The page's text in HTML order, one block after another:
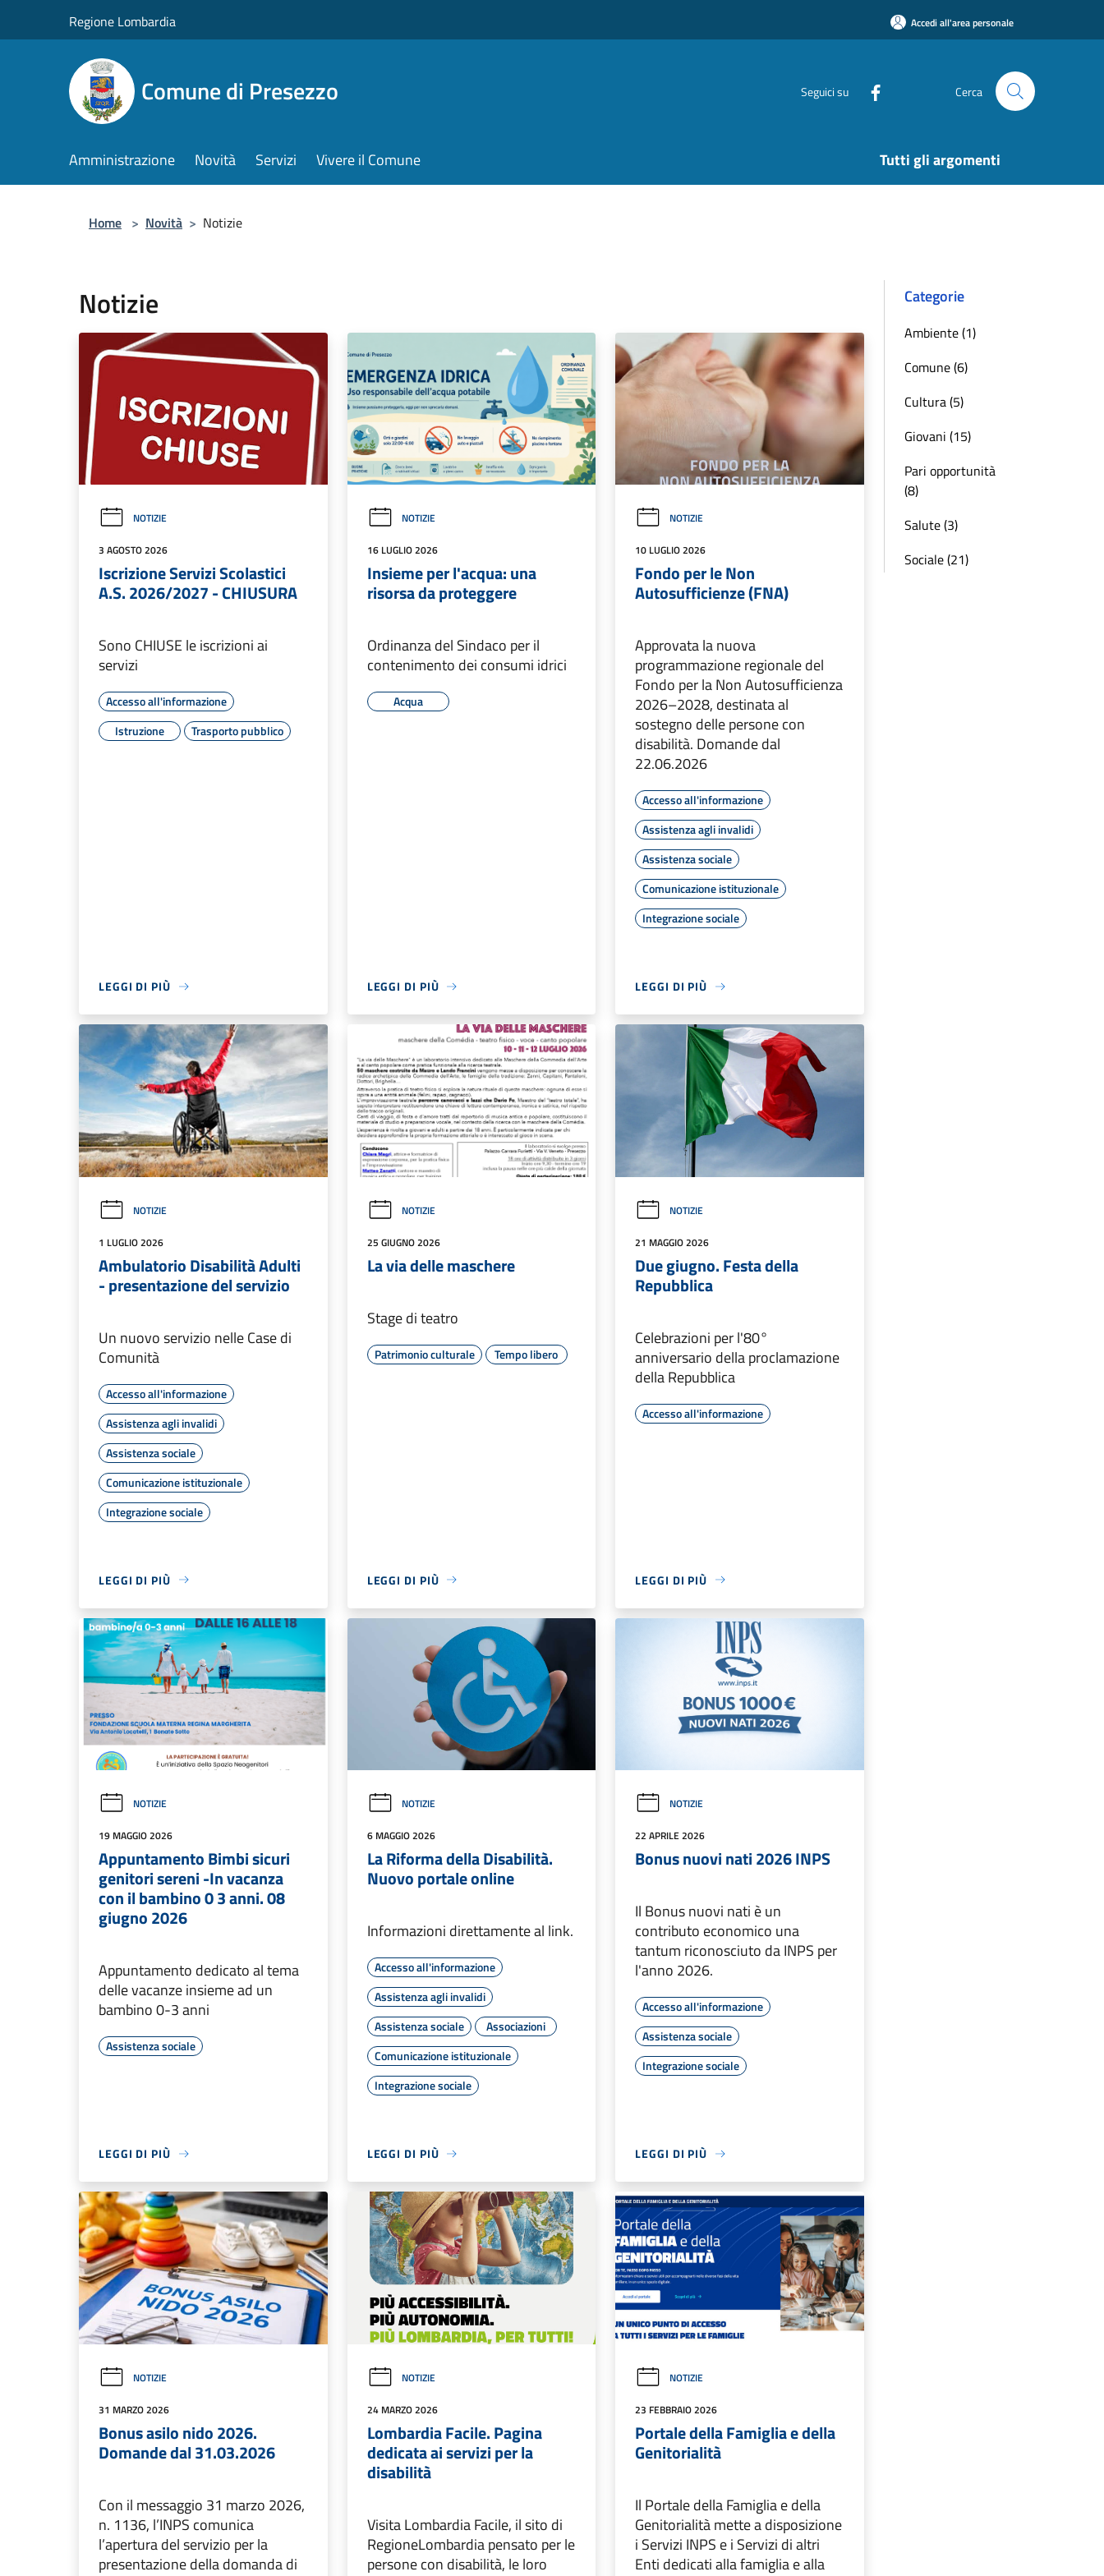
Regione Lombardia Accedi all'area personale
Comune di Presezzo Seguici su Cerca
Amministrazione Novità Servizi Vivere il Comune Tutti gli argomenti
Home > Novità > Notizie
Notizie
NOTIZIE
3 AGOSTO 2026
Iscrizione Servizi Scolastici
A.S. 2026/2027 - CHIUSURA
Sono CHIUSE le iscrizioni ai
servizi
Accesso all'informazione
Istruzione
Trasporto pubblico
LEGGI DI PIÙ
NOTIZIE
16 LUGLIO 2026
Insieme per l'acqua: una
risorsa da proteggere
Ordinanza del Sindaco per il
contenimento dei consumi idrici
Acqua
LEGGI DI PIÙ
NOTIZIE
10 LUGLIO 2026
Fondo per le Non
Autosufficienze (FNA)
Approvata la nuova
programmazione regionale del
Fondo per la Non Autosufficienza
2026–2028, destinata al
sostegno delle persone con
disabilità. Domande dal
22.06.2026
Accesso all'informazione
Assistenza agli invalidi
Assistenza sociale
Comunicazione istituzionale
Integrazione sociale
LEGGI DI PIÙ
NOTIZIE
1 LUGLIO 2026
Ambulatorio Disabilità Adulti
- presentazione del servizio
Un nuovo servizio nelle Case di
Comunità
Accesso all'informazione
Assistenza agli invalidi
Assistenza sociale
Comunicazione istituzionale
Integrazione sociale
LEGGI DI PIÙ
NOTIZIE
25 GIUGNO 2026
La via delle maschere
Stage di teatro
Patrimonio culturale Tempo libero
LEGGI DI PIÙ
NOTIZIE
21 MAGGIO 2026
Due giugno. Festa della
Repubblica
Celebrazioni per l'80°
anniversario della proclamazione
della Repubblica
Accesso all'informazione
LEGGI DI PIÙ
NOTIZIE
19 MAGGIO 2026
Appuntamento Bimbi sicuri
genitori sereni -In vacanza
con il bambino 0 3 anni. 08
giugno 2026
Appuntamento dedicato al tema
delle vacanze insieme ad un
bambino 0-3 anni
Assistenza sociale
LEGGI DI PIÙ
NOTIZIE
6 MAGGIO 2026
La Riforma della Disabilità.
Nuovo portale online
Informazioni direttamente al link.
Accesso all'informazione
Assistenza agli invalidi
Assistenza sociale
Associazioni
Comunicazione istituzionale
Integrazione sociale
LEGGI DI PIÙ
NOTIZIE
22 APRILE 2026
Bonus nuovi nati 2026 INPS
Il Bonus nuovi nati è un
contributo economico una
tantum riconosciuto da INPS per
l'anno 2026.
Accesso all'informazione
Assistenza sociale
Integrazione sociale
LEGGI DI PIÙ
NOTIZIE
31 MARZO 2026
Bonus asilo nido 2026.
Domande dal 31.03.2026
Con il messaggio 31 marzo 2026,
n. 1136, l’INPS comunica
l’apertura del servizio per la
presentazione della domanda di
NOTIZIE
24 MARZO 2026
Lombardia Facile. Pagina
dedicata ai servizi per la
disabilità
Visita Lombardia Facile, il sito di
RegioneLombardia pensato per le
persone con disabilità, le loro
NOTIZIE
23 FEBBRAIO 2026
Portale della Famiglia e della
Genitorialità
Il Portale della Famiglia e della
Genitorialità mette a disposizione
i Servizi INPS e i Servizi di altri
Enti dedicati alla famiglia e alla
Categorie
Ambiente (1)
Comune (6)
Cultura (5)
Giovani (15)
Pari opportunità
(8)
Salute (3)
Sociale (21)